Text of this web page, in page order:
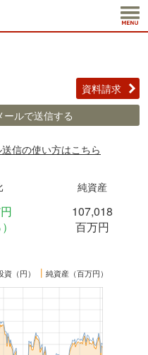
資料請求
ールで送信する
信の使い方はこちら
純資産
107,018
百万円
（円） ┃ 純資産（百万円）